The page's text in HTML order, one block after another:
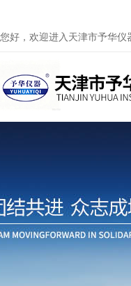
您好，欢迎进入天津市予华仪